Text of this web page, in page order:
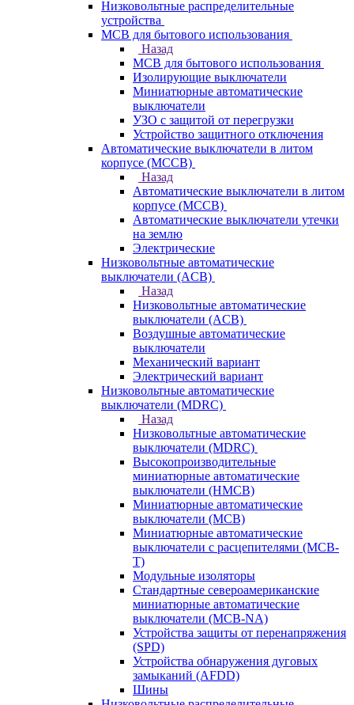
Низковольтные распределительные
устройства
MCB для бытового использования
Назад
MCB для бытового использования
Изолирующие выключатели
Миниатюрные автоматические
выключатели
УЗО с защитой от перегрузки
Устройство защитного отключения
Автоматические выключатели в литом
корпусе (MCCB)
Назад
Автоматические выключатели в литом
корпусе (MCCB)
Автоматические выключатели утечки
на землю
Электрические
Низковольтные автоматические
выключатели (ACB)
Назад
Низковольтные автоматические
выключатели (ACB)
Воздушные автоматические
выключатели
Механический вариант
Электрический вариант
Низковольтные автоматические
выключатели (MDRC)
Назад
Низковольтные автоматические
выключатели (MDRC)
Высокопроизводительные
миниатюрные автоматические
выключатели (HMCB)
Миниатюрные автоматические
выключатели (MCB)
Миниатюрные автоматические
выключатели с расцепителями (MCB-
T)
Модульные изоляторы
Стандартные североамериканские
миниатюрные автоматические
выключатели (MCB-NA)
Устройства защиты от перенапряжения
(SPD)
Устройства обнаружения дуговых
замыканий (AFDD)
Шины